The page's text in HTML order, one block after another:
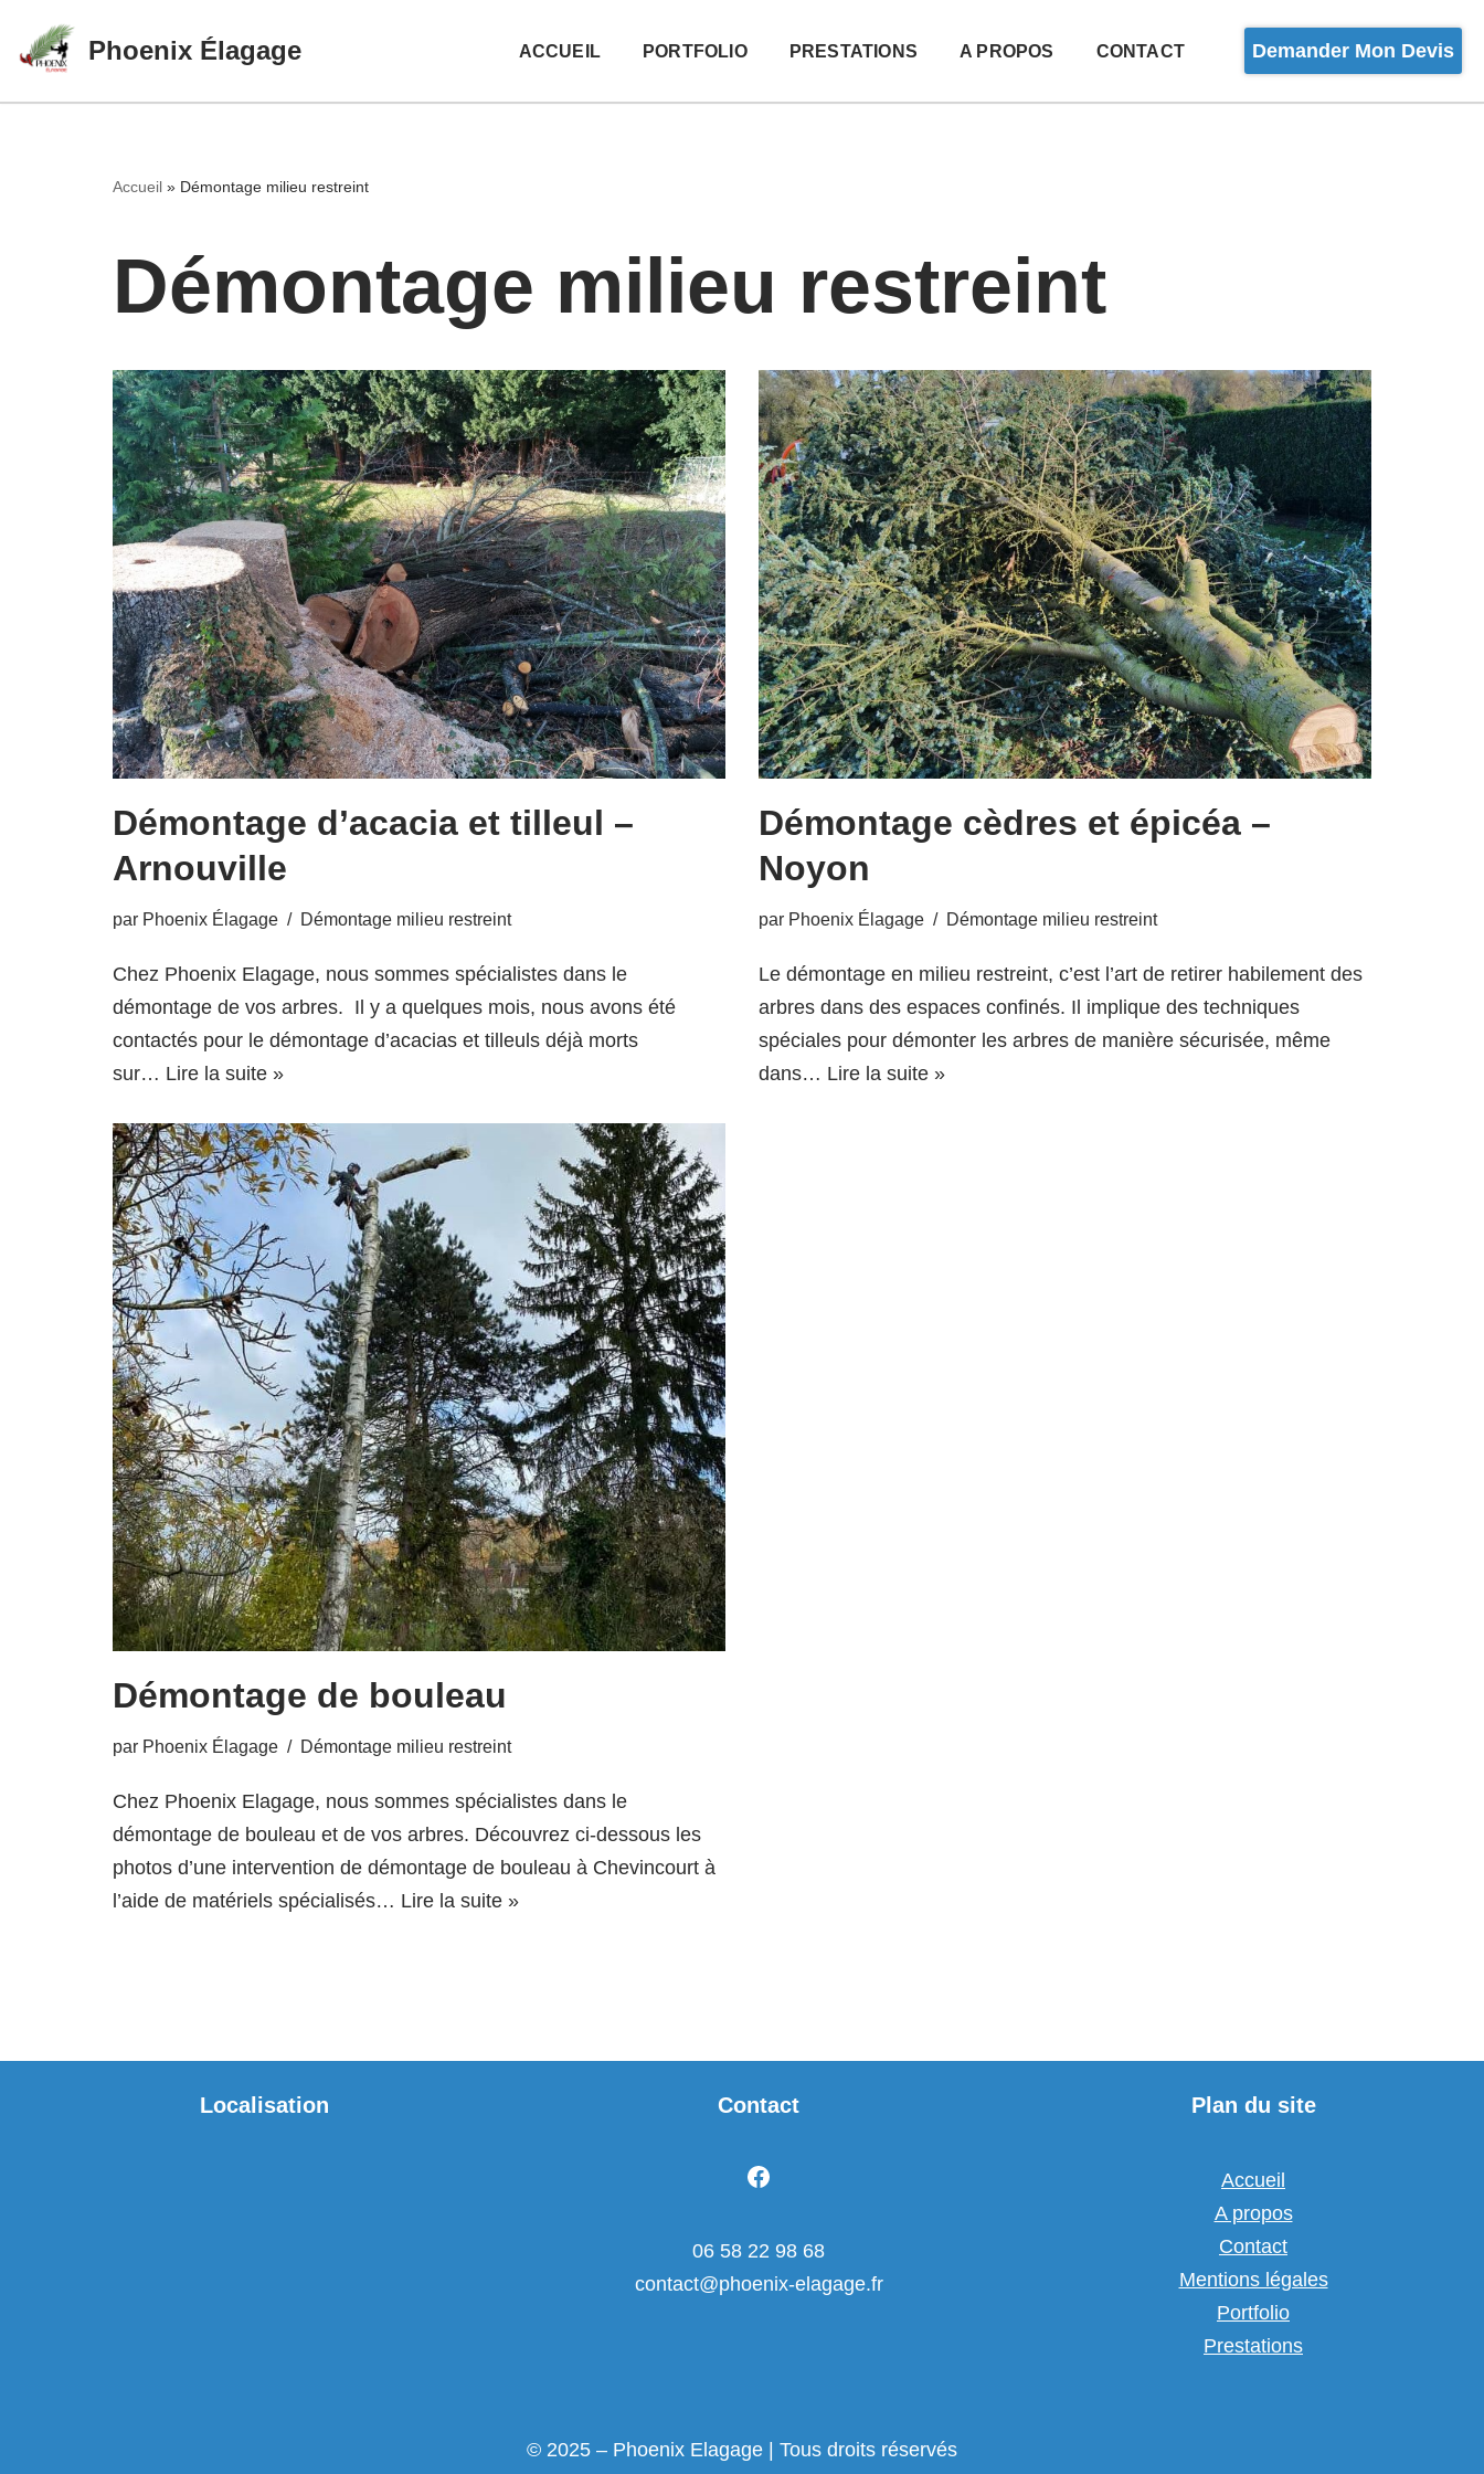
Aller
au
Phoenix Élagage ACCUEIL PORTFOLIO PRESTATIONS A PROPOS CONTACT Demander Mon Devis
Accueil » Démontage milieu restreint
Démontage milieu restreint
Démontage d’acacia et tilleul –
Arnouville
par Phoenix Élagage Démontage milieu restreint
Chez Phoenix Elagage, nous sommes spécialistes dans le
démontage de vos arbres. Il y a quelques mois, nous avons été
contactés pour le démontage d’acacias et tilleuls déjà morts
sur… Lire la suite »
Démontage cèdres et épicéa –
Noyon
par Phoenix Élagage Démontage milieu restreint
Le démontage en milieu restreint, c’est l’art de retirer habilement des
arbres dans des espaces confinés. Il implique des techniques
spéciales pour démonter les arbres de manière sécurisée, même
dans… Lire la suite »
Démontage de bouleau
par Phoenix Élagage Démontage milieu restreint
Chez Phoenix Elagage, nous sommes spécialistes dans le
démontage de bouleau et de vos arbres. Découvrez ci-dessous les
photos d’une intervention de démontage de bouleau à Chevincourt à
l’aide de matériels spécialisés… Lire la suite »
Localisation Contact
06 58 22 98 68
contact@phoenix-elagage.fr
Plan du site
Accueil
A propos
Contact
Mentions légales
Portfolio
Prestations
© 2025 – Phoenix Elagage | Tous droits réservés